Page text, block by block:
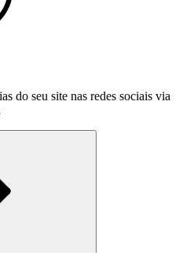
do seu site nas redes sociais via